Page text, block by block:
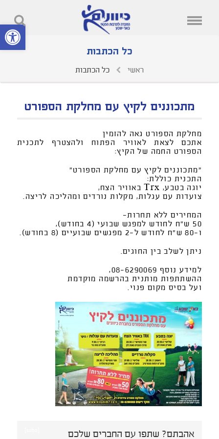
פתח סרגל
כל הכתבות
ראשי כל הכתבות
מתכוננים לקיץ עם מחלקת הספורט
מחלקת הספורט גאה להזמין
אתכם לצאת לאוויר הפתוח ולהצטרף לתכנית
הספורט החמה של הקיץ:
"מתכוננים לקיץ עם מחלקת הספורט"
התכנית כוללת:
יוגה בטבע, Trx באוויר הצח,
צועדות עם עגלות, מקלות נורדים ומהליכה לריצה.
המחירים ללא תחרות-
50 ש"ח לחודש למפגש שבועי (4 בחודש),
ו-80 ש"ח לחודש ל-2 מפגשים שבועיים (8 בחודש).
ניתן לשלב בין החוגים.
למידע נוסף 08-6290069,
ההשתתפות מותנית בהרשמה מוקדמת
ועל בסיס מקום פנוי.
אהבתם? שתפו עם החברים שלכם